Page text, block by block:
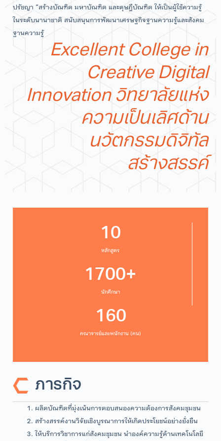
ปรัชญา “สร้างบัณฑิต มหาบัณฑิต และดุษฎีบัณฑิต ให้เป็นผู้ใช้ความรู้
ในระดับนานาชาติ สนับสนุนการพัฒนาเศรษฐกิจฐานความรู้และสังคม
ฐานความรู้
Excellent College in
Creative Digital
Innovation วิทยาลัยแห่ง
ความเป็นเลิศด้าน
นวัตกรรมดิจิทัล
สร้างสรรค์
10
หลักสูตร
1700+
นักศึกษา
160
คณาจารย์และพนักงาน (คน)
ภารกิจ
ผลิตบัณฑิตที่มุ่งเน้นการตอบสนองความต้องการสังคมชุมชน
สร้างสรรค์งานวิจัยเชิงบูรณาการให้เกิดประโยชน์อย่างยั่งยืน
ให้บริการวิชาการแก่สังคมชุมชน นำองค์ความรู้ด้านเทคโนโลยี